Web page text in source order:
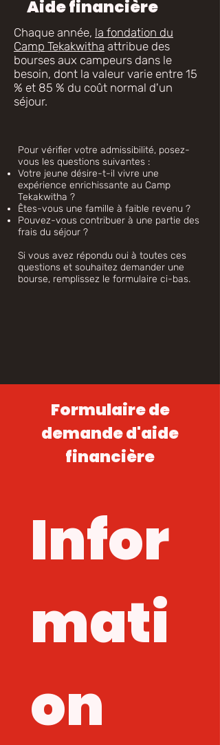
Aide financière
Chaque année, la fondation du
Camp Tekakwitha attribue des
bourses aux campeurs dans le
besoin, dont la valeur varie entre 15
% et 85 % du coût normal d'un
séjour.
Pour vérifier votre admissibilité, posez-
vous les questions suivantes :
Votre jeune désire-t-il vivre une
expérience enrichissante au Camp
Tekakwitha ?
Êtes-vous une famille à faible revenu ?
Pouvez-vous contribuer à une partie des
frais du séjour ?
Si vous avez répondu oui à toutes ces
questions et souhaitez demander une
bourse, remplissez le formulaire ci-bas.
Formulaire de
demande d'aide
financière
Infor
mati
on